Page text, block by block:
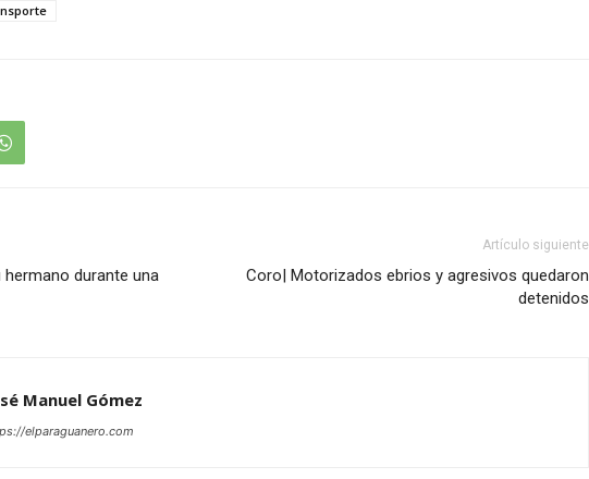
durante una
Artículo siguiente
Coro| Motorizados ebrios y agresivos quedaron
detenidos
Manuel Gómez
elparaguanero.com